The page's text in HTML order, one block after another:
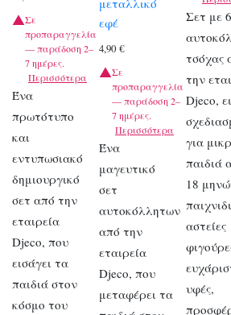
Σε
προπαραγγελία
— παράδοση 2–
7 ημέρες.
Περισσότερα
Ένα
πρωτότυπο
και
εντυπωσιακό
δημιουργικό
σετ από την
εταιρεία
Djeco, που
εισάγει τα
παιδιά στον
κόσμο του
εφέ
4,90€
Σε
προπαραγγελία
— παράδοση 2–
7 ημέρες.
Περισσότερα
Ένα
μαγευτικό
σετ
αυτοκόλλητων
από την
εταιρεία
Djeco, που
μεταφέρει τα
Σετ με
τσόχας
την
Djeco,
για
παιδιά
18
αστείες
υφές,